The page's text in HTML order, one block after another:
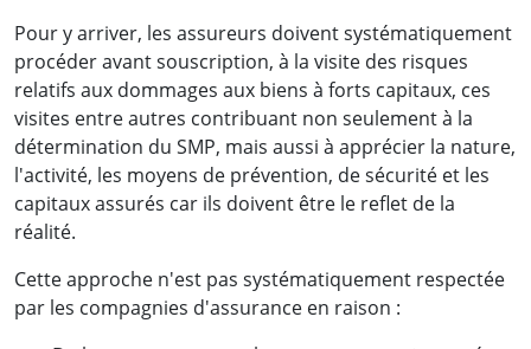
Pour y arriver, les assureurs doivent systématiquement
procéder avant souscription, à la visite des risques
relatifs aux dommages aux biens à forts capitaux, ces
visites entre autres contribuant non seulement à la
détermination du SMP, mais aussi à apprécier la nature,
l'activité, les moyens de prévention, de sécurité et les
capitaux assurés car ils doivent être le reflet de la
réalité.
Cette approche n'est pas systématiquement respectée
par les compagnies d'assurance en raison :